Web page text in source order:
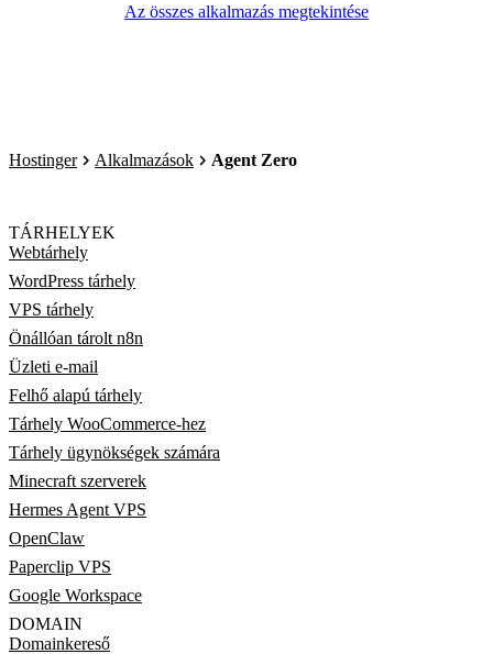
Az összes alkalmazás megtekintése
Hostinger Alkalmazások Agent Zero
TÁRHELYEK
Webtárhely
WordPress tárhely
VPS tárhely
Önállóan tárolt n8n
Üzleti e-mail
Felhő alapú tárhely
Tárhely WooCommerce-hez
Tárhely ügynökségek számára
Minecraft szerverek
Hermes Agent VPS
OpenClaw
Paperclip VPS
Google Workspace
DOMAIN
Domainkereső